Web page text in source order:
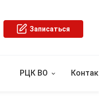
Записаться
РЦК ВО